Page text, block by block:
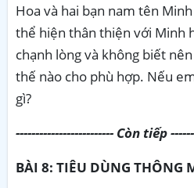
Hoa và hai bạn nam tên
thể hiện thân thiện với Minh
chạnh lòng và không biết
thế nào cho phù hợp. Nếu
gì?
------------------------- Còn tiếp
BÀI 8: TIÊU DÙNG THÔNG